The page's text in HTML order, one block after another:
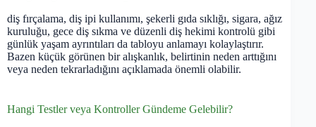
diş fırçalama, diş ipi kullanımı, şekerli gıda sıklığı, sigara, ağız
kuruluğu, gece diş sıkma ve düzenli diş hekimi kontrolü gibi
günlük yaşam ayrıntıları da tabloyu anlamayı kolaylaştırır.
Bazen küçük görünen bir alışkanlık, belirtinin neden arttığını
veya neden tekrarladığını açıklamada önemli olabilir.
Hangi Testler veya Kontroller Gündeme Gelebilir?